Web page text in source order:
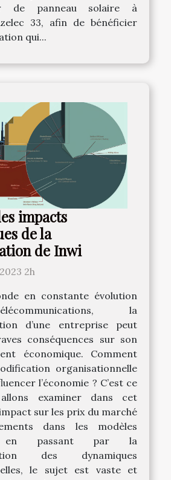
de panneau solaire à
33, afin de bénéficier
qui...
impacts
de la
de Inwi
2h
en constante évolution
la
d’une entreprise peut
conséquences sur son
économique. Comment
organisationnelle
l’économie ? C’est ce
examiner dans cet
sur les prix du marché
dans les modèles
en passant par la
des dynamiques
le sujet est vaste et